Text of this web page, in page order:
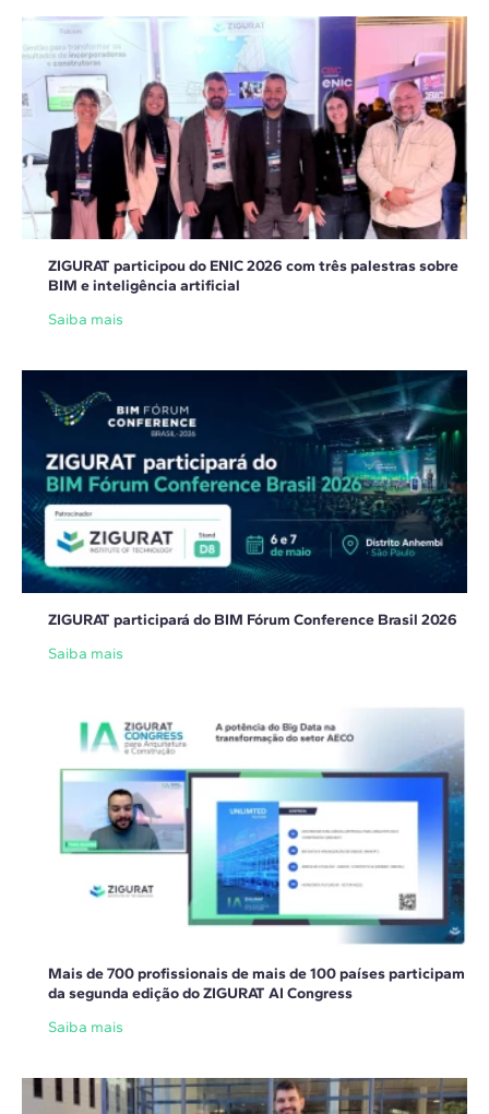
ZIGURAT participou do ENIC 2026 com três palestras sobre
BIM e inteligência artificial
Saiba mais
ZIGURAT participará do BIM Fórum Conference Brasil 2026
Saiba mais
Mais de 700 profissionais de mais de 100 países participam
da segunda edição do ZIGURAT AI Congress
Saiba mais